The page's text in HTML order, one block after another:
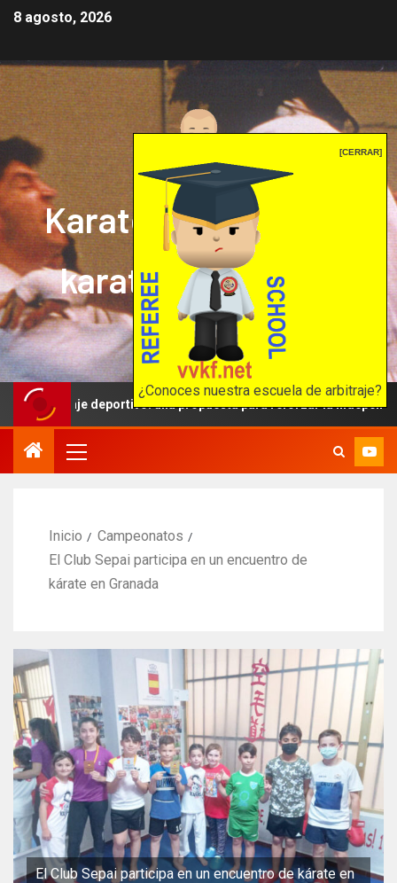
[CERRAR]
¿Conoces nuestra escuela de arbitraje?
8 agosto, 2026
Karate mrprepor: el
karate en internet
El karate en internet
deportivo: una propuesta para reforzar la independencia
Inicio
Campeonatos
El Club Sepai participa en un encuentro de
kárate en Granada
El Club Sepai participa en un encuentro de kárate en